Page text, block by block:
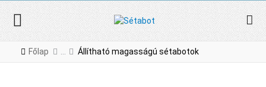
Főlap Állítható magasságú sétabotok